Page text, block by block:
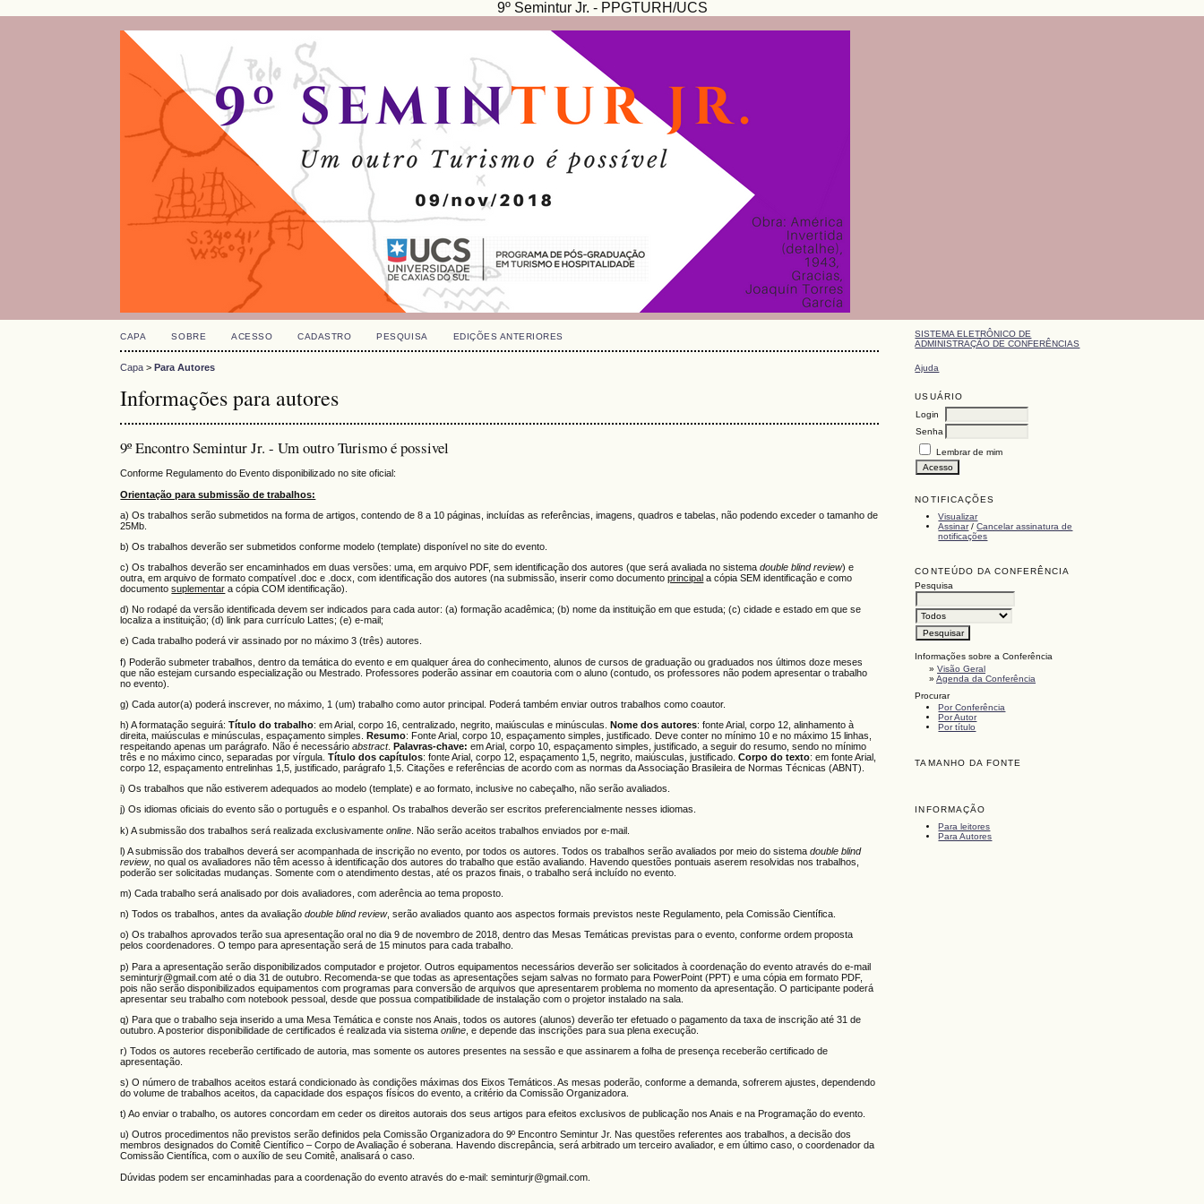
9º Semintur Jr. - PPGTURH/UCS
SISTEMA ELETRÔNICO DE
ADMINISTRAÇÃO DE CONFERÊNCIAS
Ajuda
USUÁRIO
Login
Senha
Lembrar de mim
NOTIFICAÇÕES
Visualizar
Assinar/Cancelar assinatura de
notificações
CONTEÚDO DA CONFERÊNCIA
Pesquisa
Informações sobre a Conferência
»Visão Geral
»Agenda da Conferência
Procurar
Por Conferência
Por Autor
Por título
TAMANHO DA FONTE
INFORMAÇÃO
Para leitores
Para Autores
CAPA SOBRE ACESSO CADASTRO PESQUISA EDIÇÕES ANTERIORES
Capa >Para Autores
Informações para autores
9º Encontro Semintur Jr. - Um outro Turismo é possivel
Conforme Regulamento do Evento disponibilizado no site oficial:
Orientação para submissão de trabalhos:
a) Os trabalhos serão submetidos na forma de artigos, contendo de 8 a 10 páginas, incluídas as referências, imagens, quadros e tabelas, não podendo exceder o tamanho de
25Mb.
b) Os trabalhos deverão ser submetidos conforme modelo (template) disponível no site do evento.
c) Os trabalhos deverão ser encaminhados em duas versões: uma, em arquivo PDF, sem identificação dos autores (que será avaliada no sistemadouble blind review) e
outra, em arquivo de formato compatível .doc e .docx, com identificação dos autores (na submissão, inserir como documentoprincipal a cópia SEM identificação e como
documentosuplementar a cópia COM identificação).
d) No rodapé da versão identificada devem ser indicados para cada autor: (a) formação acadêmica; (b) nome da instituição em que estuda; (c) cidade e estado em que se
localiza a instituição; (d) link para currículo Lattes; (e) e-mail;
e) Cada trabalho poderá vir assinado por no máximo 3 (três) autores.
f) Poderão submeter trabalhos, dentro da temática do evento e em qualquer área do conhecimento, alunos de cursos de graduação ou graduados nos últimos doze meses
que não estejam cursando especialização ou Mestrado. Professores poderão assinar em coautoria com o aluno (contudo, os professores não podem apresentar o trabalho
no evento).
g) Cada autor(a) poderá inscrever, no máximo, 1 (um) trabalho como autor principal. Poderá também enviar outros trabalhos como coautor.
h) A formatação seguirá:Título do trabalho: em Arial, corpo 16, centralizado, negrito, maiúsculas e minúsculas.Nome dos autores: fonte Arial, corpo 12, alinhamento à
direita, maiúsculas e minúsculas, espaçamento simples.Resumo: Fonte Arial, corpo 10, espaçamento simples, justificado. Deve conter no mínimo 10 e no máximo 15 linhas,
respeitando apenas um parágrafo. Não é necessárioabstract.Palavras-chave: em Arial, corpo 10, espaçamento simples, justificado, a seguir do resumo, sendo no mínimo
três e no máximo cinco, separadas por vírgula.Título dos capítulos: fonte Arial, corpo 12, espaçamento 1,5, negrito, maiúsculas, justificado.Corpo do texto: em fonte Arial,
corpo 12, espaçamento entrelinhas 1,5, justificado, parágrafo 1,5. Citações e referências de acordo com as normas da Associação Brasileira de Normas Técnicas (ABNT).
i) Os trabalhos que não estiverem adequados ao modelo (template) e ao formato, inclusive no cabeçalho, não serão avaliados.
j) Os idiomas oficiais do evento são o português e o espanhol. Os trabalhos deverão ser escritos preferencialmente nesses idiomas.
k) A submissão dos trabalhos será realizada exclusivamenteonline . Não serão aceitos trabalhos enviados por e-mail.
l) A submissão dos trabalhos deverá ser acompanhada de inscrição no evento, por todos os autores. Todos os trabalhos serão avaliados por meio do sistemadouble blind
review, no qual os avaliadores não têm acesso à identificação dos autores do trabalho que estão avaliando. Havendo questões pontuais aserem resolvidas nos trabalhos,
poderão ser solicitadas mudanças. Somente com o atendimento destas, até os prazos finais, o trabalho será incluído no evento.
m) Cada trabalho será analisado por dois avaliadores, com aderência ao tema proposto.
n) Todos os trabalhos, antes da avaliaçãodouble blind review, serão avaliados quanto aos aspectos formais previstos neste Regulamento, pela Comissão Científica.
o) Os trabalhos aprovados terão sua apresentação oral no dia 9 de novembro de 2018, dentro das Mesas Temáticas previstas para o evento, conforme ordem proposta
pelos coordenadores. O tempo para apresentação será de 15 minutos para cada trabalho.
p) Para a apresentação serão disponibilizados computador e projetor. Outros equipamentos necessários deverão ser solicitados à coordenação do evento através do e-mail
seminturjr@gmail.com até o dia 31 de outubro. Recomenda-se que todas as apresentações sejam salvas no formato para PowerPoint (PPT) e uma cópia em formato PDF,
pois não serão disponibilizados equipamentos com programas para conversão de arquivos que apresentarem problema no momento da apresentação. O participante poderá
apresentar seu trabalho com notebook pessoal, desde que possua compatibilidade de instalação com o projetor instalado na sala.
q) Para que o trabalho seja inserido a uma Mesa Temática e conste nos Anais, todos os autores (alunos) deverão ter efetuado o pagamento da taxa de inscrição até 31 de
outubro. A posterior disponibilidade de certificados é realizada via sistemaonline , e depende das inscrições para sua plena execução.
r) Todos os autores receberão certificado de autoria, mas somente os autores presentes na sessão e que assinarem a folha de presença receberão certificado de
apresentação.
s) O número de trabalhos aceitos estará condicionado às condições máximas dos Eixos Temáticos. As mesas poderão, conforme a demanda, sofrerem ajustes, dependendo
do volume de trabalhos aceitos, da capacidade dos espaços físicos do evento, a critério da Comissão Organizadora.
t) Ao enviar o trabalho, os autores concordam em ceder os direitos autorais dos seus artigos para efeitos exclusivos de publicação nos Anais e na Programação do evento.
u) Outros procedimentos não previstos serão definidos pela Comissão Organizadora do 9º Encontro Semintur Jr. Nas questões referentes aos trabalhos, a decisão dos
membros designados do Comitê Científico – Corpo de Avaliação é soberana. Havendo discrepância, será arbitrado um terceiro avaliador, e em último caso, o coordenador da
Comissão Científica, com o auxílio de seu Comitê, analisará o caso.
Dúvidas podem ser encaminhadas para a coordenação do evento através do e-mail: seminturjr@gmail.com.